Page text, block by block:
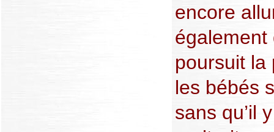
encore
également
poursuit la
les bébés
sans qu’il